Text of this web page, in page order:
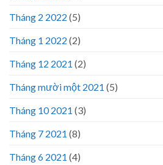
Tháng 2 2022 (5)
Tháng 1 2022 (2)
Tháng 12 2021 (2)
Tháng mười một 2021 (5)
Tháng 10 2021 (3)
Tháng 7 2021 (8)
Tháng 6 2021 (4)